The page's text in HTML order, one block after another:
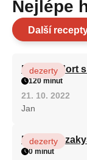
Nejlépe
Další
Patrový dort
dezerty
120 minut
21. 10. 2022
Jan
Fánky ze
dezerty
0 minut